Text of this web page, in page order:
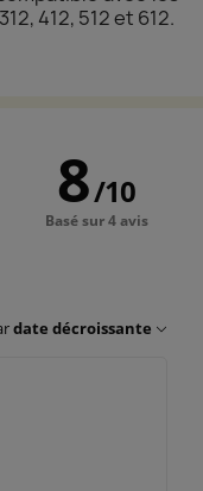
412, 512 et 612.
8/10
Basé sur 4 avis
date décroissante